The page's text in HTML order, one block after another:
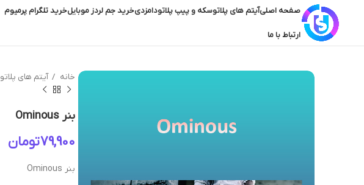
صفحه اصلیآیتم های پلاتوسکه و پیپ پلاتودامزدیخرید جم لردز موبایلخرید تلگرام پرمیوم
ارتباط با ما
خانه آیتم های پلاتو
بنر Ominous
تومان
بنر Ominous